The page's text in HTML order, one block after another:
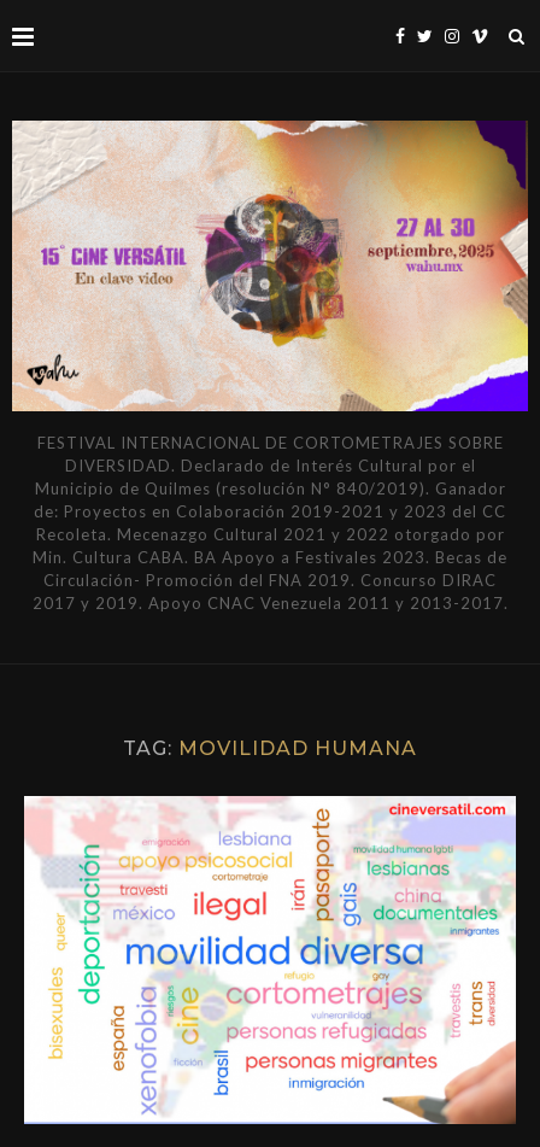
FESTIVAL INTERNACIONAL DE CORTOMETRAJES SOBRE
DIVERSIDAD. Declarado de Interés Cultural por el
Municipio de Quilmes (resolución N° 840/2019). Ganador
de: Proyectos en Colaboración 2019-2021 y 2023 del CC
Recoleta. Mecenazgo Cultural 2021 y 2022 otorgado por
Min. Cultura CABA. BA Apoyo a Festivales 2023. Becas de
Circulación- Promoción del FNA 2019. Concurso DIRAC
2017 y 2019. Apoyo CNAC Venezuela 2011 y 2013-2017.
TAG: MOVILIDAD HUMANA